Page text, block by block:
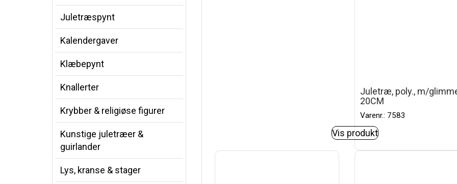
Juletræspynt
Kalendergaver
Klæbepynt
Knallerter
Krybber & religiøse figurer
Kunstige juletræer &
guirlander
Lys, kranse & stager
Juletræ, poly., m/
20CM
Varenr.: 7583
Vis produkt